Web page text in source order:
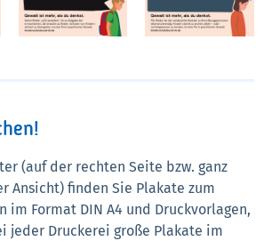
(auf der rechten Seite bzw. ganz
Ansicht) finden Sie Plakate zum
im Format DIN A4 und Druckvorlagen,
jeder Druckerei große Plakate im